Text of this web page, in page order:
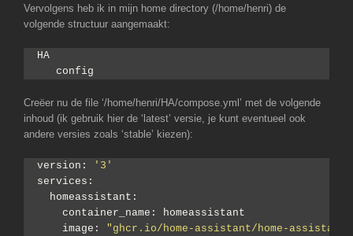
Vervolgens heb ik in mijn home directory (/home/henri) de
volgende structuur aangemaakt:
HA
   config
Creëer nu de file ‘/home/henri/HA/compose.yml’ met de volgende
inhoud (ik gebruik hier de ‘latest’ versie, je kunt eventueel ook
andere versies zoals ‘stable’ kiezen):
version:
'3'
services:
  homeassistant:
    container_name: homeassistant
    image:
"ghcr.io/home-assistant/home-